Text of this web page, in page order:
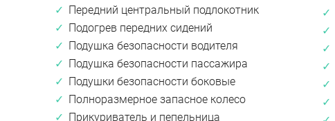
Передний центральный подлокотник
Подогрев передних сидений
Подушка безопасности водителя
Подушка безопасности пассажира
Подушки безопасности боковые
Полноразмерное запасное колесо
Прикуриватель и пепельница